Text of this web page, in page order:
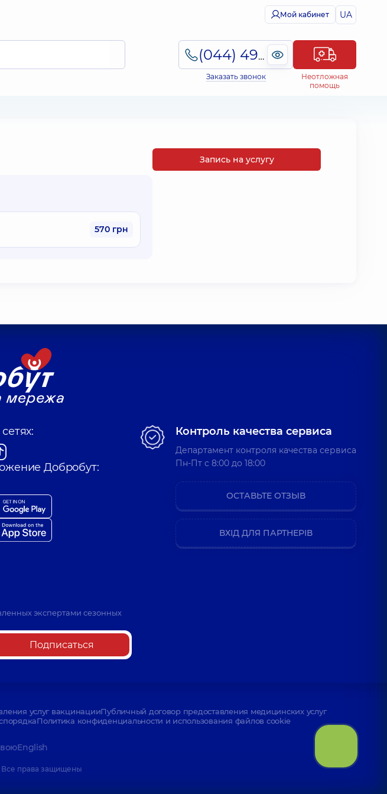
Мой кабинет UA
(044) 495-2-888
Заказать звонок
Неотложная
помощь
570 грн
Запись на услугу
Добробут:
экспертами сезонных
Подписаться
Контроль качества сервиса
Департамент контроля качества сервиса
Пн-Пт c 8:00 до 18:00
ОСТАВЬТЕ ОТЗЫВ
ВХІД ДЛЯ ПАРТНЕРІВ
услуг вакцинацииПубличный договор предоставления медицинских услуг
Политика конфиденциальности и использования файлов cookie
English
Все права защищены